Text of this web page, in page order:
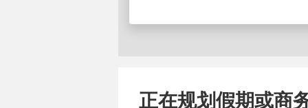
正在规划假期或商